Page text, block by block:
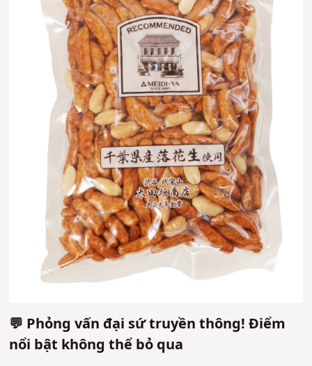
💬 Phỏng vấn đại sứ truyền thông! Điểm
nổi bật không thể bỏ qua